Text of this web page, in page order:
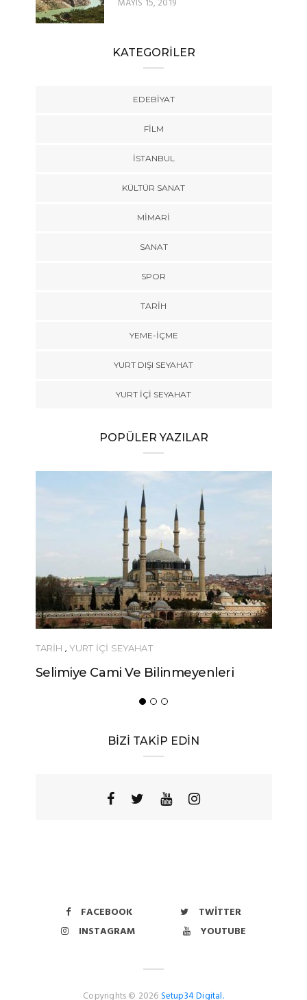
KATEGORİLER
EDEBIYAT
FILM
İSTANBUL
KÜLTÜR SANAT
MIMARI
SANAT
SPOR
TARİH
YEME-İÇME
YURT DIŞI SEYAHAT
YURT İÇİ SEYAHAT
POPÜLER YAZILAR
TARİH , YURT İÇİ SEYAHAT
Selimiye Cami Ve Bilinmeyenleri
BİZİ TAKİP EDİN
FACEBOOK
TWITTER
INSTAGRAM
YOUTUBE
Copyrights © 2026 Setup34 Digital.